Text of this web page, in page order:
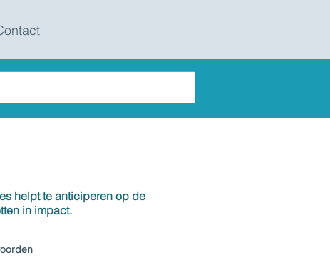
helpt te anticiperen op de
in impact.